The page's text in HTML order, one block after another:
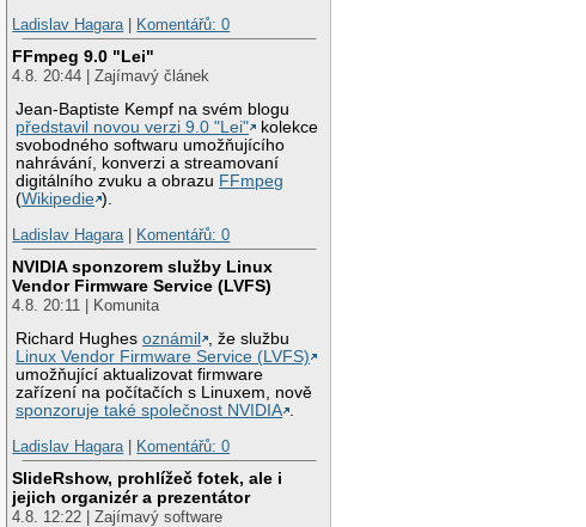
Ladislav Hagara| Komentářů: 0
FFmpeg 9.0 "Lei"
4.8. 20:44 | Zajímavý článek
Jean-Baptiste Kempf na svém blogu
představil novou verzi 9.0 "Lei"
kolekce
svobodného softwaru umožňujícího
nahrávání, konverzi a streamovaní
digitálního zvuku a obrazu FFmpeg
(Wikipedie ).
Ladislav Hagara| Komentářů: 0
NVIDIA sponzorem služby Linux
Vendor Firmware Service (LVFS)
4.8. 20:11 | Komunita
Richard Hughesoznámil
, že službu
Linux Vendor Firmware Service (LVFS)
umožňující aktualizovat firmware
zařízení na počítačích s Linuxem, nově
sponzoruje také společnost NVIDIA .
Ladislav Hagara| Komentářů: 0
SlideRshow, prohlížeč fotek, ale i
jejich organizér a prezentátor
4.8. 12:22 | Zajímavý software